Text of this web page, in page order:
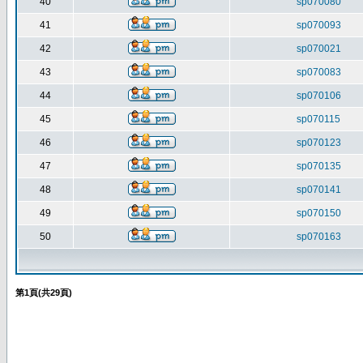
41 sp070093
42 sp070021
43 sp070083
44 sp070106
45 sp070115
46 sp070123
47 sp070135
48 sp070141
49 sp070150
50 sp070163
第1頁(共29頁)